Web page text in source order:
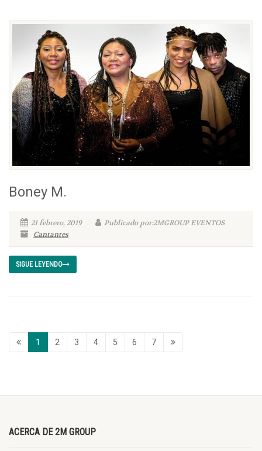
Boney M.
21 febrero, 2019
Publicado por:2MGROUP EVENTOS
Cantantes
SIGUE LEYENDO
1 2 3 4 5 6 7
ACERCA DE 2M GROUP